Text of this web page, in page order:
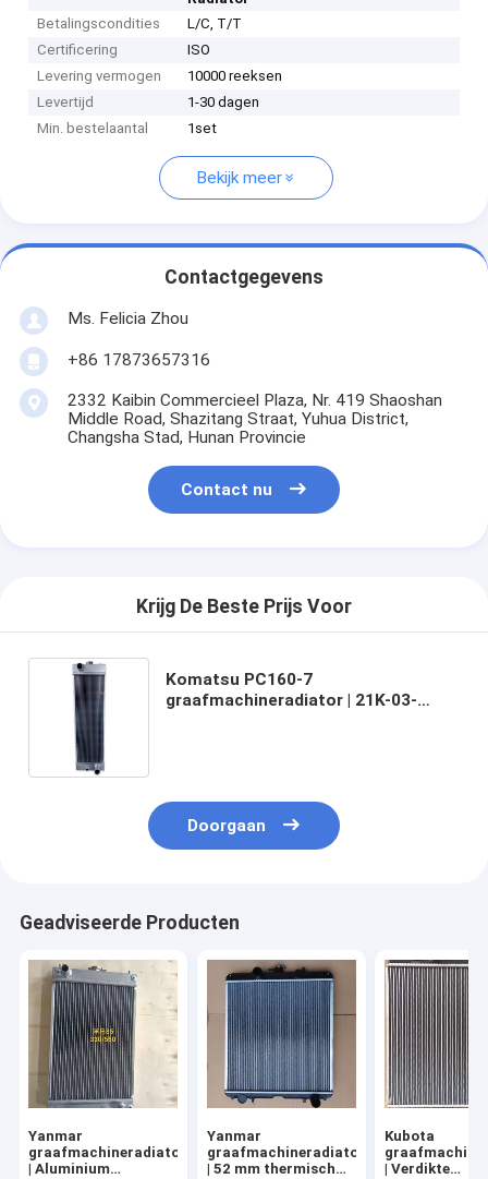
Betalingscondities
L/C, T/T
Certificering
ISO
Levering vermogen
10000 reeksen
Levertijd
1-30 dagen
Min. bestelaantal
1set
Bekijk meer
Contactgegevens
Ms. Felicia Zhou
+86 17873657316
2332 Kaibin Commercieel Plaza, Nr. 419 Shaoshan
Middle Road, Shazitang Straat, Yuhua District,
Changsha Stad, Hunan Provincie
Contact nu
Krijg De Beste Prijs Voor
Komatsu PC160-7
graafmachineradiator | 21K-03-
Doorgaan
Geadviseerde Producten
Yanmar
graafmachineradiator
| Aluminium
Yanmar
graafmachineradiator
| 52 mm thermisch
Kubota
| Verdikte